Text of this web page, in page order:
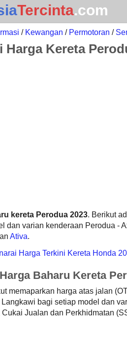
Tercinta.com
/ Kewangan / Permotoran /
Harga Kereta
kereta Perodua 2023. Berikut
dan varian kenderaan Perodua -
Ativa.
Harga Terkini Kereta Honda
Baharu Kereta
memaparkan harga atas jalan
Langkawi bagi setiap model dan
Cukai Jualan dan Perkhidmatan